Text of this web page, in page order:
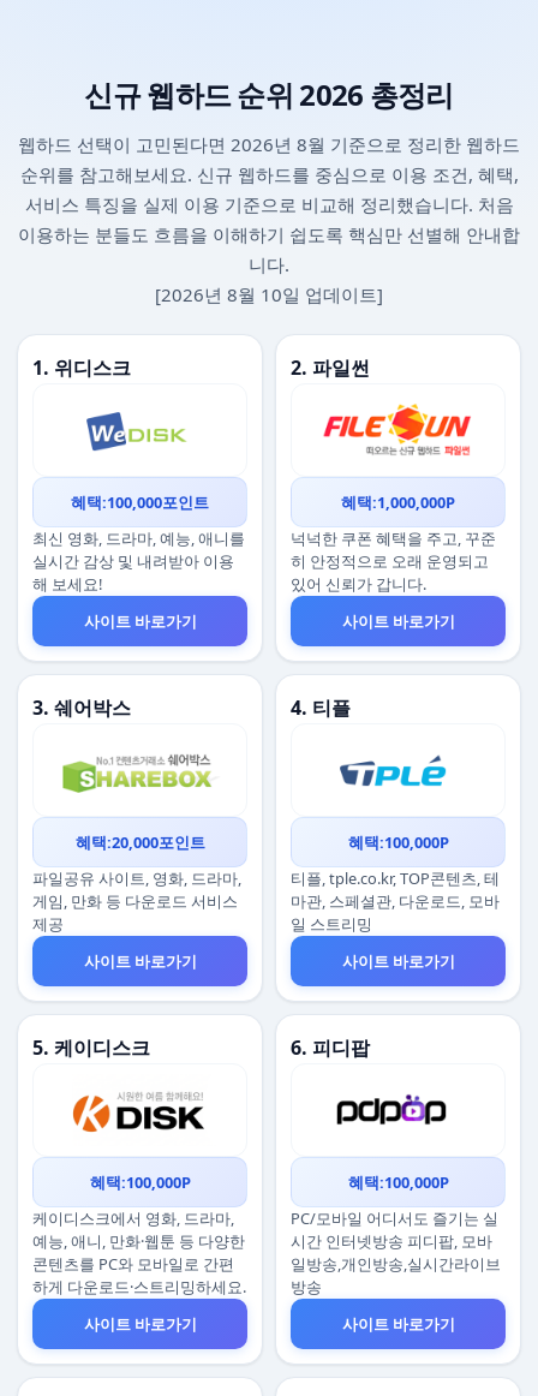
신규 웹하드 순위 2026 총정리
웹하드 선택이 고민된다면 2026년 8월 기준으로 정리한 웹하드
순위를 참고해보세요. 신규 웹하드를 중심으로 이용 조건, 혜택,
서비스 특징을 실제 이용 기준으로 비교해 정리했습니다. 처음
이용하는 분들도 흐름을 이해하기 쉽도록 핵심만 선별해 안내합
니다.
[2026년 8월 10일 업데이트]
1. 위디스크
혜택:100,000포인트
최신 영화, 드라마, 예능, 애니를
실시간 감상 및 내려받아 이용
해 보세요!
사이트 바로가기
2. 파일썬
혜택:1,000,000P
넉넉한 쿠폰 혜택을 주고, 꾸준
히 안정적으로 오래 운영되고
있어 신뢰가 갑니다.
사이트 바로가기
3. 쉐어박스
혜택:20,000포인트
파일공유 사이트, 영화, 드라마,
게임, 만화 등 다운로드 서비스
제공
사이트 바로가기
4. 티플
혜택:100,000P
티플, tple.co.kr, TOP콘텐츠, 테
마관, 스페셜관, 다운로드, 모바
일 스트리밍
사이트 바로가기
5. 케이디스크
혜택:100,000P
케이디스크에서 영화, 드라마,
예능, 애니, 만화·웹툰 등 다양한
콘텐츠를 PC와 모바일로 간편
하게 다운로드·스트리밍하세요.
사이트 바로가기
6. 피디팝
혜택:100,000P
PC/모바일 어디서도 즐기는 실
시간 인터넷방송 피디팝, 모바
일방송,개인방송,실시간라이브
방송
사이트 바로가기